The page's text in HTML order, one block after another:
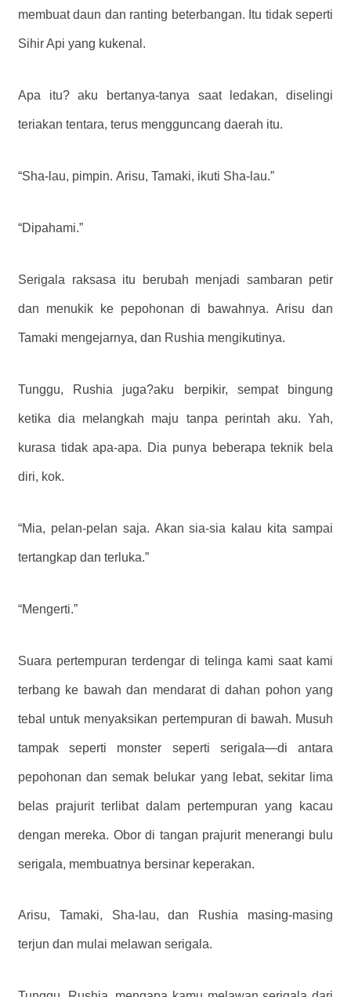
membuat daun dan ranting beterbangan. Itu tidak seperti
Sihir Api yang kukenal.
Apa itu? aku bertanya-tanya saat ledakan, diselingi
teriakan tentara, terus mengguncang daerah itu.
“Sha-lau, pimpin. Arisu, Tamaki, ikuti Sha-lau.”
“Dipahami.”
Serigala raksasa itu berubah menjadi sambaran petir
dan menukik ke pepohonan di bawahnya. Arisu dan
Tamaki mengejarnya, dan Rushia mengikutinya.
Tunggu, Rushia juga?aku berpikir, sempat bingung
ketika dia melangkah maju tanpa perintah aku. Yah,
kurasa tidak apa-apa. Dia punya beberapa teknik bela
diri, kok.
“Mia, pelan-pelan saja. Akan sia-sia kalau kita sampai
tertangkap dan terluka.”
“Mengerti.”
Suara pertempuran terdengar di telinga kami saat kami
terbang ke bawah dan mendarat di dahan pohon yang
tebal untuk menyaksikan pertempuran di bawah. Musuh
tampak seperti monster seperti serigala—di antara
pepohonan dan semak belukar yang lebat, sekitar lima
belas prajurit terlibat dalam pertempuran yang kacau
dengan mereka. Obor di tangan prajurit menerangi bulu
serigala, membuatnya bersinar keperakan.
Arisu, Tamaki, Sha-lau, dan Rushia masing-masing
terjun dan mulai melawan serigala.